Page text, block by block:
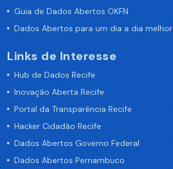
Guia de Dados Abertos OKFN
Dados Abertos para um dia a dia melhor
Links de Interesse
Hub de Dados Recife
Inovação Aberta Recife
Portal da Transparência Recife
Hacker Cidadão Recife
Dados Abertos Governo Federal
Dados Abertos Pernambuco